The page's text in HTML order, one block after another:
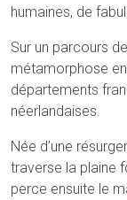
humaines, de
Sur un parcours
métamorphose
départements
néerlandaises.
Née d’une
traverse la plaine
perce ensuite le